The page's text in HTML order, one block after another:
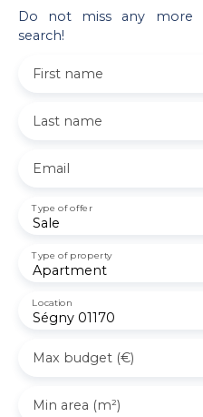
Do not miss any more
search!
First name
Last name
Email
Sale
Type of offer
Apartment
Type of property
Ségny 01170
Location
Max budget (€)
Min area (m²)